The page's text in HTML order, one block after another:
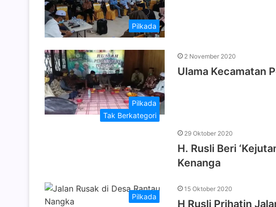
Pilkada
Pilkada
2 November 2020
Ulama Kecamatan
Tak Berkategori
29 Oktober 2020
H. Rusli Beri
Kenanga
Pilkada
15 Oktober 2020
H Rusli Prihatin